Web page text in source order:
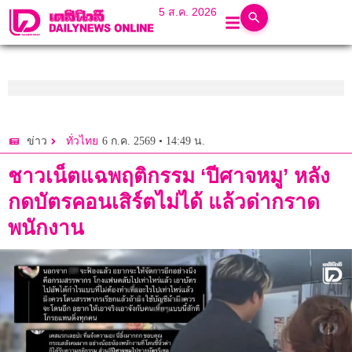
5 ส.ค. 2026
ข่าว ทั่วไทย 6 ก.ค. 2569 • 14:49 น.
ชาวเน็ตแฉพฤติกรรม ‘ปีศาจหมู’ หลัง
กดบัตรคอนเสิร์ตไม่ได้ แล้วด่ากราด
พนักงาน